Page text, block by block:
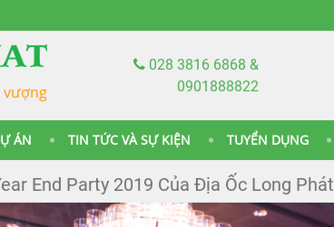
vượng
028 3816 6868 &
0901888822
ÁN TIN TỨC VÀ SỰ KIỆN TUYỂN DỤNG
End Party 2019 Của Địa Ốc Long Phát